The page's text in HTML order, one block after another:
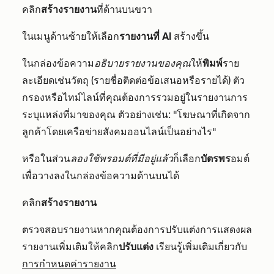
คลิกสร้างรายงานที่ด้านบนขวา
ในเมนูด้านซ้ายให้เลือกรายงานที่ AI สร้างขึ้น
ในกล่องข้อความอธิบายรายงานของคุณให้พิมพ์ราย
ละเอียดเช่นวัตถุ (รายชื่อติดต่อข้อเสนอหรือรายได้) ตัว
กรองหรือไทม์ไลน์ที่คุณต้องการรวมอยู่ในรายงานการ
ระบุแหล่งที่มาของคุณ ตัวอย่างเช่น: "โฆษณาที่เกิดจาก
ลูกค้าโดยเครือข่ายสังคมออนไลน์เป็นอย่างไร"
หรือในส่วนลองใช้พรอมต์ที่มีอยู่แล้วก็เลือกบัตรพรอมต์
เพื่อวางลงในกล่องข้อความด้านบนได้
คลิกสร้างรายงาน
ตรวจสอบรายงานหากคุณต้องการปรับแต่งการแสดงผล
รายงานเพิ่มเติมให้คลิกปรับแต่ง เรียนรู้เพิ่มเติมเกี่ยวกับ
การกำหนดค่ารายงาน